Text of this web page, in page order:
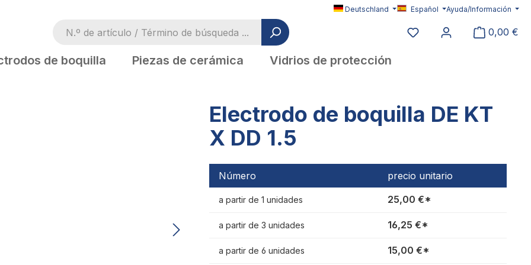
Deutschland Español Ayuda/Información
Tiene 0 productos en
0,00 €
de boquilla Piezas de cerámica Vidrios de protección
Electrodo de boquilla DE KT
X DD 1.5
Número precio unitario
a partir de 1 unidades 25,00 €*
a partir de 3 unidades 16,25 €*
a partir de 6 unidades 15,00 €*